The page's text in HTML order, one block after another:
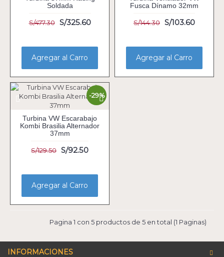
Soldada
S/477.30 S/325.60
Agregar al Carro
Fusca Dínamo 32mm
S/144.30 S/103.60
Agregar al Carro
-29%
Turbina VW Escarabajo
Kombi Brasilia Alternador
37mm
S/129.50 S/92.50
Agregar al Carro
Pagina 1 con 5 productos de 5 en total (1 Paginas)
INFORMACIONES